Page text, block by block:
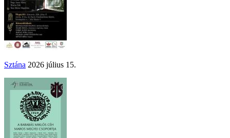
Sztána 2026 július 15.